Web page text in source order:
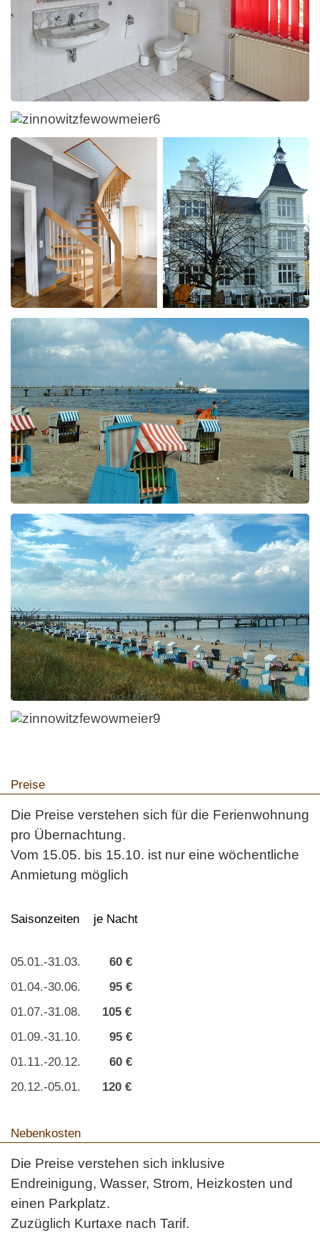
Preise
Die Preise verstehen sich für die Ferienwohnung
pro Übernachtung.
Vom 15.05. bis 15.10. ist nur eine wöchentliche
Anmietung möglich
Saisonzeiten je Nacht
05.01.-31.03. 60 €
01.04.-30.06. 95 €
01.07.-31.08. 105 €
01.09.-31.10. 95 €
01.11.-20.12. 60 €
20.12.-05.01. 120 €
Nebenkosten
Die Preise verstehen sich inklusive
Endreinigung, Wasser, Strom, Heizkosten und
einen Parkplatz.
Zuzüglich Kurtaxe nach Tarif.